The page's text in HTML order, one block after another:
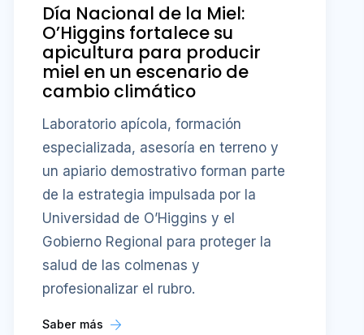
Día Nacional de la Miel:
O’Higgins fortalece su
apicultura para producir
miel en un escenario de
cambio climático
Laboratorio apícola, formación
especializada, asesoría en terreno y
un apiario demostrativo forman parte
de la estrategia impulsada por la
Universidad de O’Higgins y el
Gobierno Regional para proteger la
salud de las colmenas y
profesionalizar el rubro.
Saber más